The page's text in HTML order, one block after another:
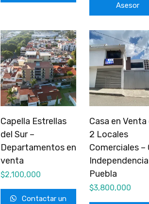
Asesor
Capella Estrellas
del Sur –
Departamentos en
venta
$2,100,000
Contactar un
Casa en Venta
2 Locales
Comerciales –
Independencia
Puebla
$3,800,000